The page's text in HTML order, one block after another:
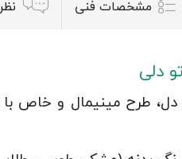
مشخصات فنی
دلی
طرح مینیمال و خاص